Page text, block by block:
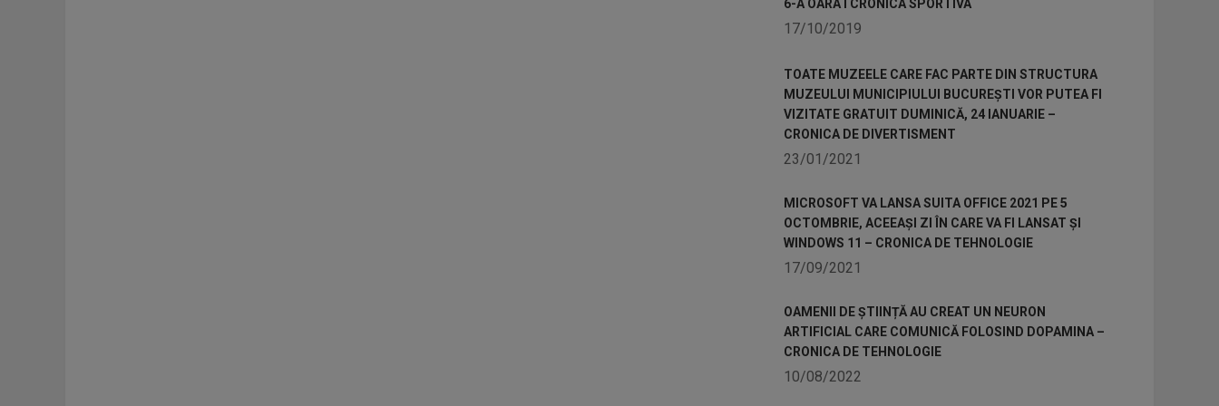
6-A OARA I CRONICA SPORTIVA
17/10/2019
TOATE MUZEELE CARE FAC PARTE DIN STRUCTURA
MUZEULUI MUNICIPIULUI BUCUREȘTI VOR PUTEA FI
VIZITATE GRATUIT DUMINICĂ, 24 IANUARIE –
CRONICA DE DIVERTISMENT
23/01/2021
MICROSOFT VA LANSA SUITA OFFICE 2021 PE 5
OCTOMBRIE, ACEEAȘI ZI ÎN CARE VA FI LANSAT ȘI
WINDOWS 11 – CRONICA DE TEHNOLOGIE
17/09/2021
OAMENII DE ȘTIINȚĂ AU CREAT UN NEURON
ARTIFICIAL CARE COMUNICĂ FOLOSIND DOPAMINA –
CRONICA DE TEHNOLOGIE
10/08/2022